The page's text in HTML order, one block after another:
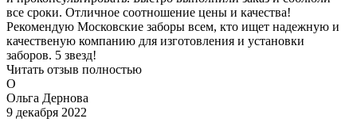
все сроки. Отличное соотношение цены и качества!
Рекомендую Московские заборы всем, кто ищет надежную и
качественую компанию для изготовления и установки
заборов. 5 звезд!
Читать отзыв полностью
О
Ольга Дернова
9 декабря 2022